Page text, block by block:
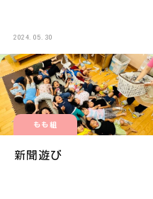
2024.05.30
もも組
新聞遊び